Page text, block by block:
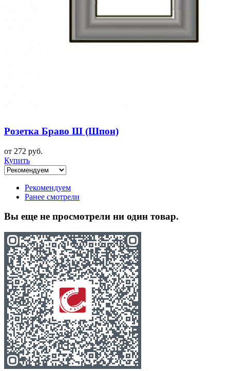
Розетка Браво Ш (Шпон)
от 272 руб.
Купить
Рекомендуем
Ранее смотрели
Вы еще не просмотрели ни один товар.